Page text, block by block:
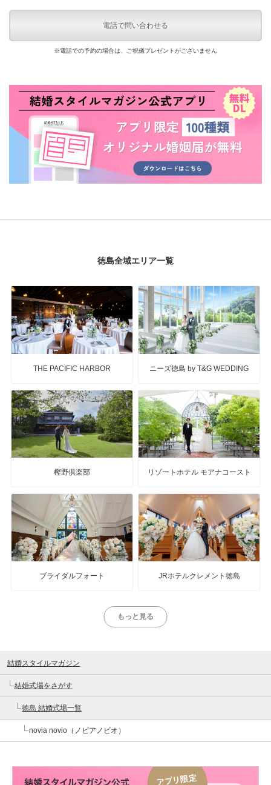
電話で問い合わせる
※電話での予約の場合は、ご祝儀プレゼントがございません
徳島全域エリア一覧
THE PACIFIC HARBOR ニーズ徳島 by T&G WEDDING
樫野倶楽部 リゾートホテル モアナコースト
ブライダルフォート JRホテルクレメント徳島
もっと見る
結婚スタイルマガジン
結婚式場をさがす
徳島 結婚式場一覧
novia novio（ノビアノビオ）